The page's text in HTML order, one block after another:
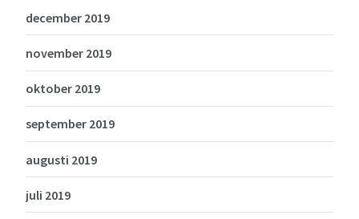
december 2019
november 2019
oktober 2019
september 2019
augusti 2019
juli 2019